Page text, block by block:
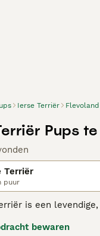
Ierse Terriër Flevoland
Pups
Terriër
puur
is een
eigenschap is.
bewaren